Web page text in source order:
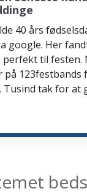
40 års
google. Her
perfekt til
på 123festbands
Tusind tak for at